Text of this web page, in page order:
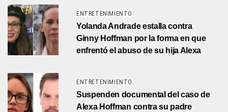
ENTRETENIMIENTO
Yolanda Andrade estalla contra
Ginny Hoffman por la forma en que
enfrentó el abuso de su hija Alexa
ENTRETENIMIENTO
Suspenden documental del caso de
Alexa Hoffman contra su padre